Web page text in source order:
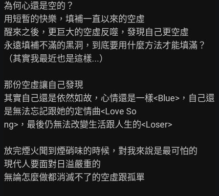
為何心還是空的？
用短暫的快樂，填補一直以來的空虛
醒來之後，更巨大的空虛反噬，發現自己更空虛
永遠填補不滿的黑洞，到底要用什麼方法才能填滿？
（其實我最近也是這樣...）
那份空虛讓自己發現
其實自己還是依然如故，心情還是一樣<Blue>，自己還
是無法忘記跟她的定情曲<Love So
ng>，最後仍無法改變生活跟人生的<Loser>
放完煙火聞到煙硝味的時候，對我來說是最可怕的
現代人要面對日溢嚴重的
無論怎麼做都消滅不了的空虛跟孤單